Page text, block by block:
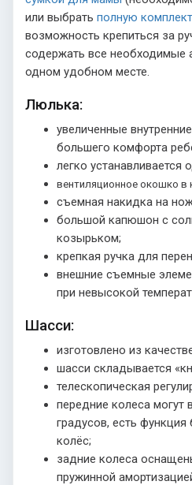
или выбрать полную
возможность крепиться за
содержать все необходимые
одном удобном месте.
Люлька:
увеличенные
большего комфорта
легко устанавливается
вентиляционное окошко
съемная накидка на
большой капюшон с
козырьком;
крепкая ручка для
внешние съемные
при невысокой
Шасси:
изготовлено из
шасси складывается
телескопическая
передние колеса могут
градусов, есть
колёс;
задние колеса
пружинной